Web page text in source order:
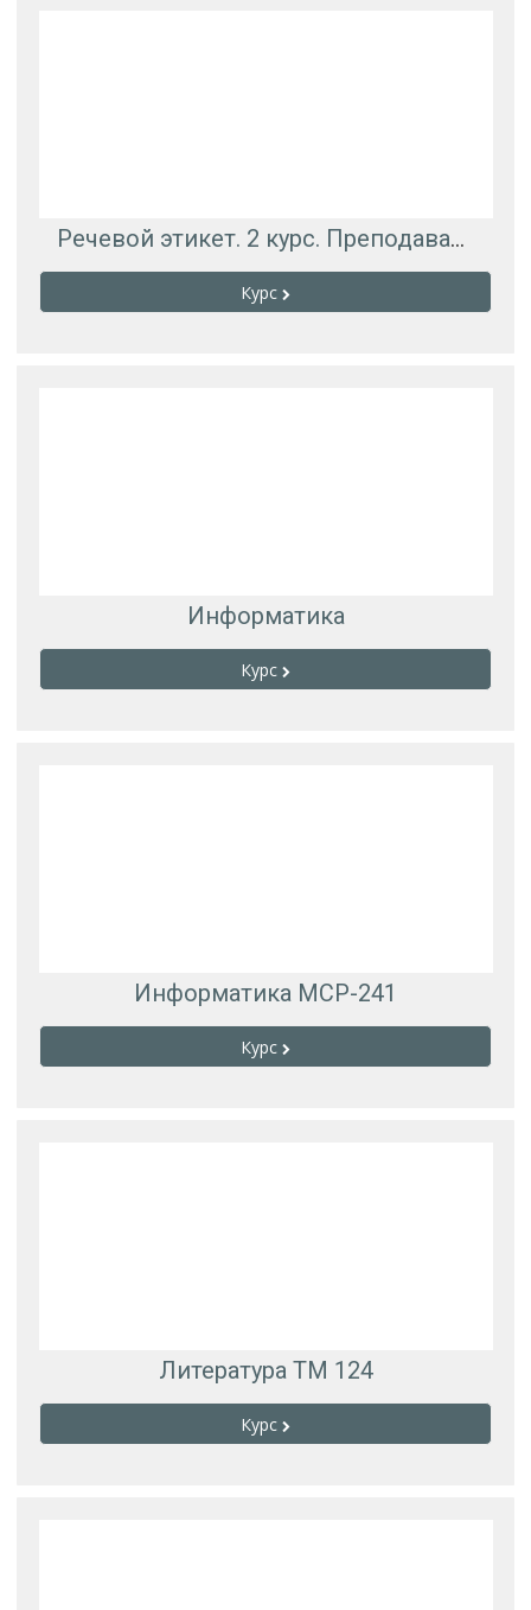
Речевой этикет. 2 курс. Преподаватель Фролова Юлия Ивановна
Курс
Информатика
Курс
Информатика МСР-241
Курс
Литература ТМ 124
Курс